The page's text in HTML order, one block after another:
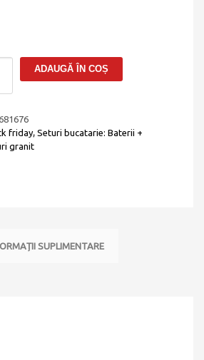
ADAUGĂ ÎN COȘ
friday, Seturi bucatarie: Baterii +
granit
SUPLIMENTARE